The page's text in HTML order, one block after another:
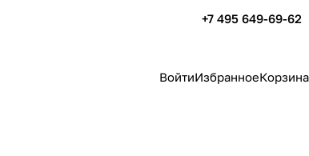
+7 495 649-69-62
ВойтиИзбранноеКорзина